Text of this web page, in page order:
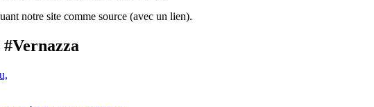
notre site comme source (avec un lien).